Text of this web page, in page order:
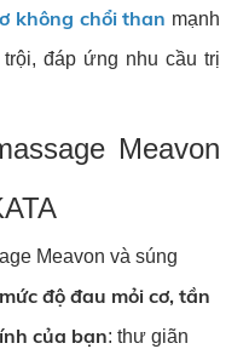
không chổi than mạnh
đáp ứng nhu cầu trị
Meavon
Meavon và súng
mức độ đau mỏi cơ, tần
của bạn: thư giãn